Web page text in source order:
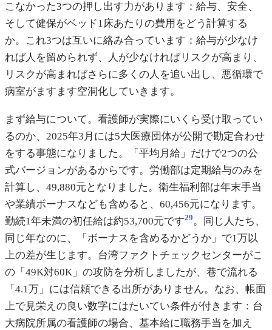
こなかった3つの押し出す力があります：給与、安全、
そして健保がベッド1床あたりの費用をどう計算する
か。これ3つは互いに絡み合っています：給与が少なけ
れば人を留められず、人が少なければリスクが高まり、
リスクが高まればさらに多くの人を追い出し、悪循環で
病室がますます空洞化していきます。
まず給与について。看護師が実際にいくら受け取ってい
るのか、2025年3月には5大医療団体が公開で勘定合わせ
をする事態になりました。「平均月給」だけで2つの公
式バージョンがあるからです。労働部は定期給与のみを
計算し、49,880元となりました。衛生福利部は年末手当
や業績ボーナスなども含めると、60,456元になります。
勤続1年未満の初任給は約53,700元です29 。同じ人たち、
同じ年なのに、「ボーナスを含めるかどうか」で1万以
上の差が生じます。台湾ファクトチェックセンターがこ
の「49K対60K」の攻防を分析しましたが、巷で流れる
「4.1万」には信頼できる出所がありません。なお、帳面
上で見栄えの良い数字にはたいてい条件が付きます：台
大病院所属の看護師の場合、基本給に職務手当を加え